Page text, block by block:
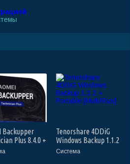
Backupper
Plus 8.4.0 +
[Multi/Rus]
Tenorshare 4DDiG
Windows Backup 1.1.2
+ Portable [Multi/Rus]
Система